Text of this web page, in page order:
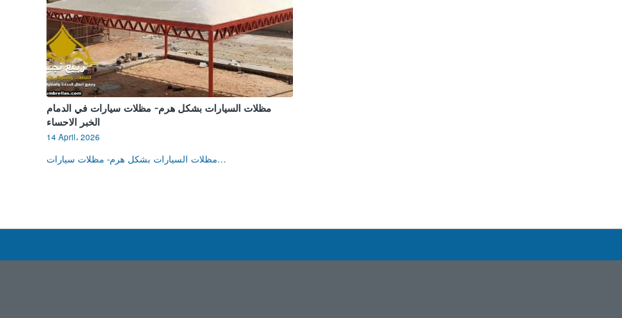
مظلات السيارات بشكل هرم- مظلات سيارات في الدمام
الخبر الاحساء
14 April، 2026
مظلات السيارات بشكل هرم- مظلات سيارات…